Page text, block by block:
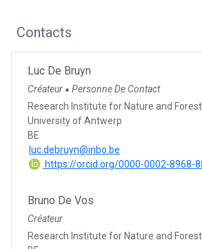
Contacts
Luc De Bruyn
Créateur ● Personne De Contact
Research Institute for Nature and
University of Antwerp
BE
luc.debruyn@inbo.be
https://orcid.org/0000-0002-8968-
Bruno De Vos
Créateur
Research Institute for Nature and Forest